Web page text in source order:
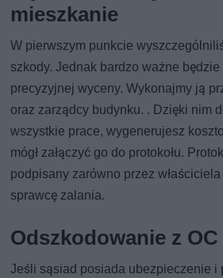
mieszkanie
W pierwszym punkcie
szkody. Jednak bardzo ważne
precyzyjnej wyceny. Wykonajmy ją
oraz zarządcy budynku. . Dzięki nim
wszystkie prace, wygenerujesz
mógł załączyć go do protokołu.
podpisany zarówno przez
sprawcę zalania.
Odszkodowanie z
Jeśli sąsiad posiada ubezpieczenie i